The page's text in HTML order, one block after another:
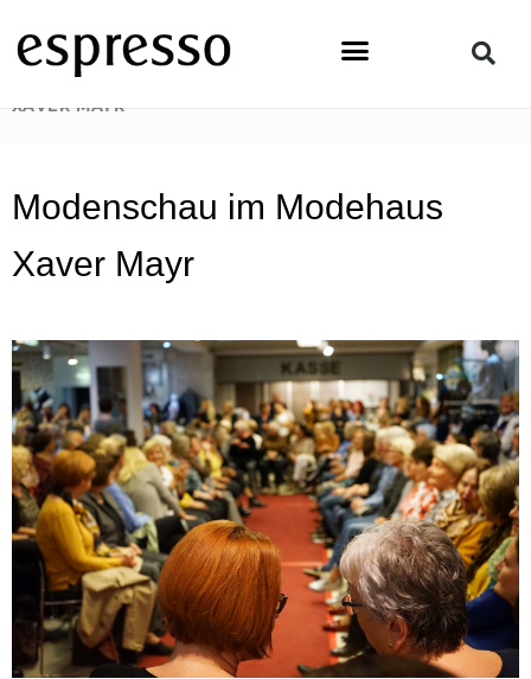
Inhalt
springen
STARTSEITE
XAVER MAYR
Modenschau im Modehaus
Xaver Mayr